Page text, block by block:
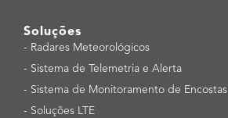
Soluções
- Radares Meteorológicos
- Sistema de Telemetria e Alerta
- Sistema de Monitoramento de Encostas
- Soluções LTE